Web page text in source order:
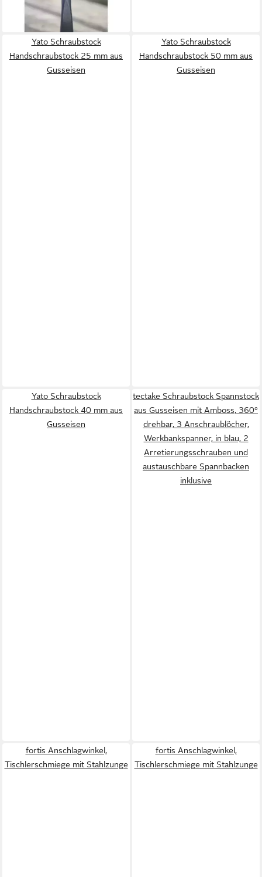
ab 41,98 €
lieferbar - in 2-3 Werktagen bei dir
Yato Schraubstock
Handschraubstock 25 mm aus
Gusseisen
Yato Schraubstock
Handschraubstock 50 mm aus
Gusseisen
Yato Schraubstock
Handschraubstock 40 mm aus
Gusseisen
tectake Schraubstock Spannstock
aus Gusseisen mit Amboss, 360°
drehbar, 3 Anschraublöcher,
Werkbankspanner, in blau, 2
Arretierungsschrauben und
austauschbare Spannbacken
inklusive
fortis Anschlagwinkel,
Tischlerschmiege mit Stahlzunge
fortis Anschlagwinkel,
Tischlerschmiege mit Stahlzunge